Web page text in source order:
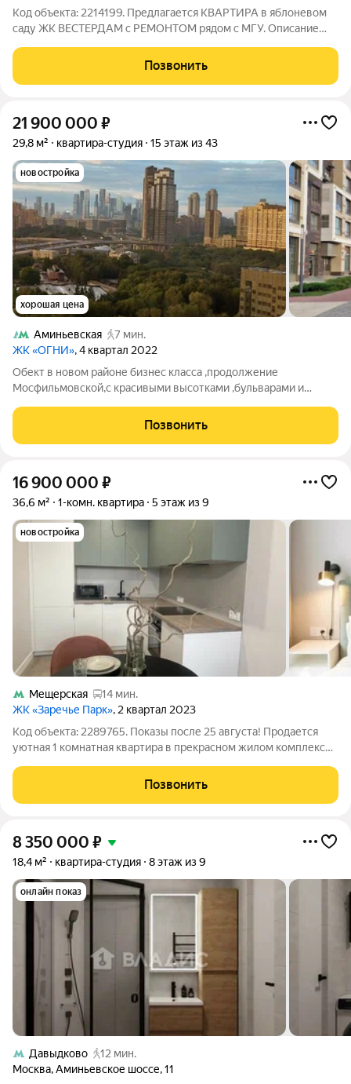
Код объекта: 2214199. Предлагается КВАРТИРА в яблоневом
саду ЖК ВЕСТЕРДАМ с РЕМОНТОМ рядом с МГУ. Описание
этаж 17 из 29. Дизайнерский ремонт, полностью
укомплектована мебелью и необходимой
Позвонить
21 900 000 ₽
29,8 м² квартира-студия 15 этаж из 43
новостройка
хорошая цена
Аминьевская
7 мин.
ЖК «ОГНИ», 4 квартал 2022
Обект в новом районе бизнес класса ,продолжение
Мосфильмовской,с красивыми высотками ,бульварами и
инфраструктурой . Закрытая домовая территория с газонами
,деревьями ,цветами , большая детская площадка
Позвонить
16 900 000 ₽
36,6 м² 1-комн. квартира 5 этаж из 9
новостройка
Мещерская
14 мин.
ЖК «Заречье Парк», 2 квартал 2023
Код объекта: 2289765. Показы после 25 августа! Продается
уютная 1 комнатная квартира в прекрасном жилом комплексе
и бытовая техника. Вся мебель изготовлена под заказ.
Установлен кондиционер.
Позвонить
8 350 000 ₽
18,4 м² квартира-студия 8 этаж из 9
онлайн показ
Давыдково
12 мин.
Москва,Аминьевское шоссе,11